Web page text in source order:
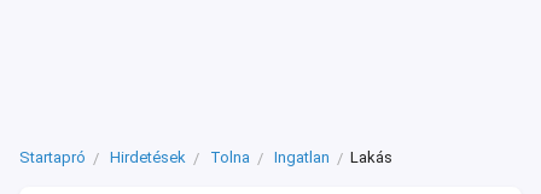
Startapró Hirdetések Tolna Ingatlan Lakás